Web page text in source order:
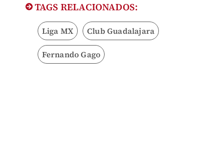
TAGS RELACIONADOS:
Liga MX Club Guadalajara
Fernando Gago